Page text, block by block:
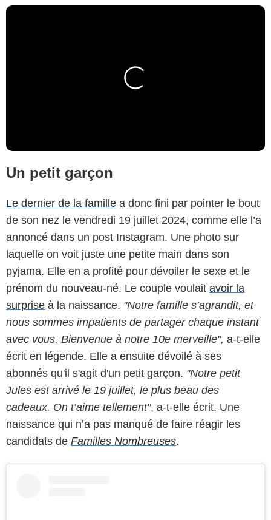
Un petit garçon
Le dernier de la famille a donc fini par pointer le bout
de son nez le vendredi 19 juillet 2024, comme elle l’a
annoncé dans un post Instagram. Une photo sur
laquelle on voit juste une petite main dans son
pyjama. Elle en a profité pour dévoiler le sexe et le
prénom du nouveau-né. Le couple voulait avoir la
surprise à la naissance. "Notre famille s’agrandit, et
nous sommes impatients de partager chaque instant
avec vous. Bienvenue à notre 10e merveille", a-t-elle
écrit en légende. Elle a ensuite dévoilé à ses
abonnés qu'il s'agit d'un petit garçon. "Notre petit
Jules est arrivé le 19 juillet, le plus beau des
cadeaux. On t’aime tellement", a-t-elle écrit. Une
naissance qui n’a pas manqué de faire réagir les
candidats de Familles Nombreuses.